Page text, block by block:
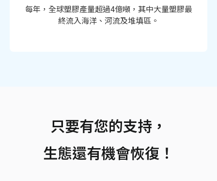
每年，全球塑膠產量超過4億噸，其中大量塑膠最
終流入海洋、河流及堆填區。
只要有您的支持，
生態還有機會恢復！